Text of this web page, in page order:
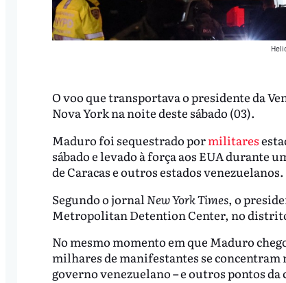
O voo que transportava o presidente da
Nova York na noite deste sábado (03).
Maduro foi sequestrado pormilitares
sábado e levado à força aos EUA durante
de Caracas e outros estados venezuelanos.
Segundo o jornal New York Times, o
Metropolitan Detention Center, no
No mesmo momento em que Maduro
milhares de manifestantes se
governo venezuelano–e outros pontos da